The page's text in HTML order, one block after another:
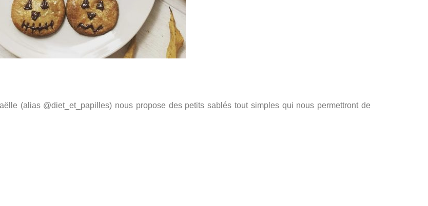
(alias @diet_et_papilles) nous propose des petits sablés tout simples qui nous permettront de